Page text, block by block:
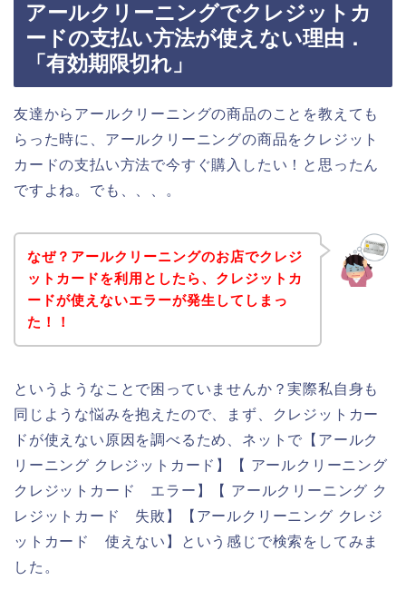
アールクリーニングでクレジットカ
ードの支払い方法が使えない理由．
「有効期限切れ」
友達からアールクリーニングの商品のことを教えても
らった時に、アールクリーニングの商品をクレジット
カードの支払い方法で今すぐ購入したい！と思ったん
ですよね。でも、、、。
なぜ？アールクリーニングのお店でクレジ
ットカードを利用としたら、クレジットカ
ードが使えないエラーが発生してしまっ
た！！
というようなことで困っていませんか？実際私自身も
同じような悩みを抱えたので、まず、クレジットカー
ドが使えない原因を調べるため、ネットで【アールク
リーニング クレジットカード】【 アールクリーニング
クレジットカード エラー】【 アールクリーニング ク
レジットカード 失敗】【アールクリーニング クレジ
ットカード 使えない】という感じで検索をしてみま
した。